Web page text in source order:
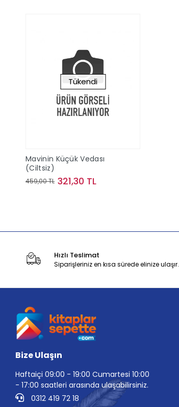
Tükendi
Mavinin Küçük Vedası
(Ciltsiz)
459,00 TL 321,30 TL
Hızlı Teslimat
Siparişleriniz en kısa sürede elinize ulaşır.
Bize Ulaşın
Haftaiçi 09:00 - 19:00 Cumartesi 10:00
- 17:00 saatleri arasında ulaşabilirsiniz.
0312 419 72 18